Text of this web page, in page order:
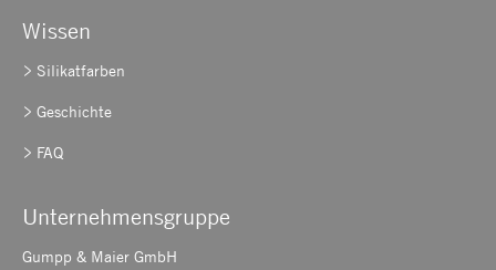
Wissen
Silikatfarben
Geschichte
FAQ
Unternehmensgruppe
Gumpp & Maier GmbH